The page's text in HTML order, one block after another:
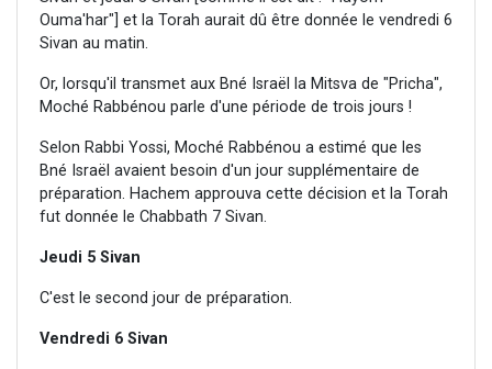
Ouma'har"] et la Torah aurait dû être donnée le vendredi 6
Sivan au matin.
Or, lorsqu'il transmet aux Bné Israël la Mitsva de "Pricha",
Moché Rabbénou parle d'une période de trois jours !
Selon Rabbi Yossi, Moché Rabbénou a estimé que les
Bné Israël avaient besoin d'un jour supplémentaire de
préparation. Hachem approuva cette décision et la Torah
fut donnée le Chabbath 7 Sivan.
Jeudi 5 Sivan
C'est le second jour de préparation.
Vendredi 6 Sivan